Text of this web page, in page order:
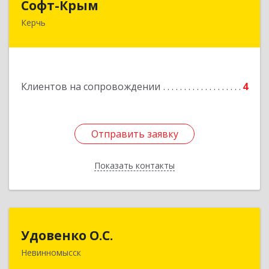
Софт-Крым
Керчь
Клиентов на сопровождении 4
Отправить заявку
Показать контакты
Республика Калмыкия, г. Элиста, ул. Губаревича,
Отправить заявку
Назад
Удовенко О.С.
Невинномысск
357 100, г.Невинномысск, ул.Революцеонная,